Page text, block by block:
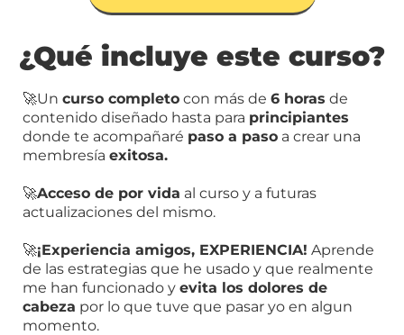
¿Qué incluye este curso?
🚀Un curso completo con más de 6 horas de
contenido diseñado hasta para principiantes
donde te acompañaré paso a paso a crear una
membresía exitosa.
🚀Acceso de por vida al curso y a futuras
actualizaciones del mismo.
🚀¡Experiencia amigos, EXPERIENCIA! Aprende
de las estrategias que he usado y que realmente
me han funcionado y evita los dolores de
cabeza por lo que tuve que pasar yo en algun
momento.